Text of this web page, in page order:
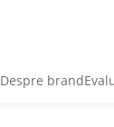
Despre brand